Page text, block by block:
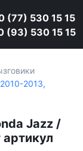
(77) 530 15 15
(93) 530 15 15
2013,
Jazz /